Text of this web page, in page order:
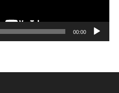
00:00